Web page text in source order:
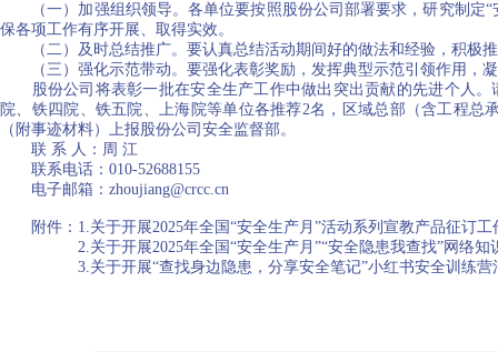
（一）加强组织领导。各单位要按照股份公司部署要求，研究制定“
保各项工作有序开展、取得实效。
（二）及时总结推广。要认真总结活动期间好的做法和经验，积极
（三）强化示范带动。要强化表彰奖励，发挥典型示范引领作用，
股份公司将表彰一批在安全生产工作中做出突出贡献的先进个人。
院、铁四院、铁五院、上海院等单位各推荐2名，区域总部（含工程
（附事迹材料）上报股份公司安全监督部。
​​联 系 人：周 江
​​联系电话：010-52688155
​​电子邮箱：zhoujiang@crcc.cn
附件：1.关于开展2025年全国“安全生产月”活动系列宣教产品征订工
2.关于开展2025年全国“安全生产月”“安全隐患我查找”网络知
3.关于开展“查找身边隐患，分享安全笔记”小红书安全训练营